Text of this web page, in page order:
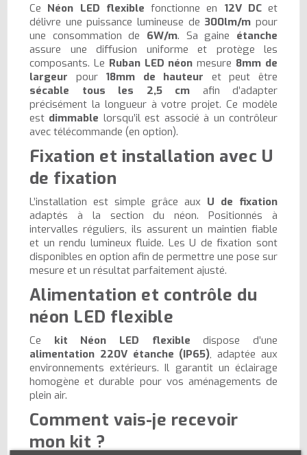
Ce Néon LED flexible fonctionne en 12V DCet
délivre une puissance lumineuse de 300lm/m pour
une consommation de 6W/m. Sa gaine étanche
assure une diffusion uniforme et protège les
composants. Le Ruban LED néon mesure 8mm de
largeur pour 18mm de hauteur et peut être
sécable tous les 2,5 cm afin d’adapter
précisément la longueur à votre projet. Ce modèle
est dimmable lorsqu’il est associé à un contrôleur
avec télécommande (en option).
Fixation et installation avec U
de fixation
L’installation est simple grâce aux U de fixation
adaptés à la section du néon. Positionnés à
intervalles réguliers, ils assurent un maintien fiable
et un rendu lumineux fluide. Les U de fixation sont
disponibles en option afin de permettre une pose sur
mesure et un résultat parfaitement ajusté.
Alimentation et contrôle du
néon LED flexible
Ce kit Néon LED flexible dispose d’une
alimentation 220V étanche (IP65), adaptée aux
environnements extérieurs. Il garantit un éclairage
homogène et durable pour vos aménagements de
plein air.
Comment vais-je recevoir
mon kit ?